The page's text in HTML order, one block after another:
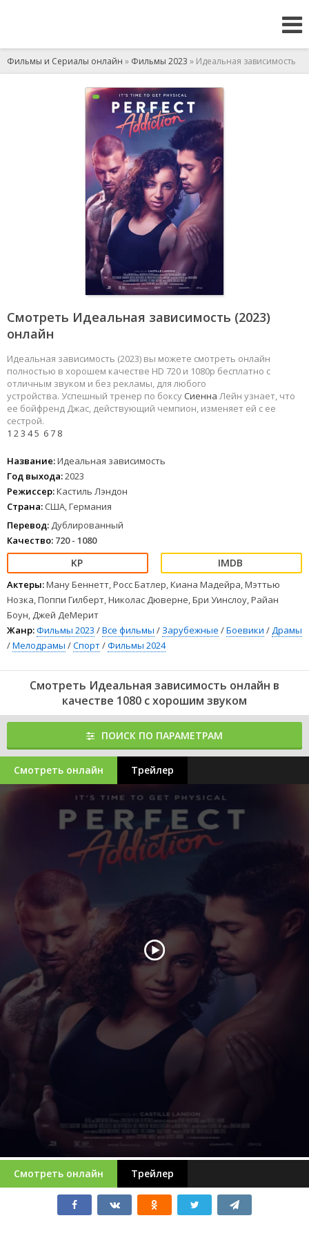
Фильмы и Сериалы онлайн » Фильмы 2023 » Идеальная зависимость
Смотреть Идеальная зависимость (2023)
онлайн
Идеальная зависимость (2023) вы можете смотреть онлайн
полностью в хорошем качестве HD 720 и 1080p бесплатно с
отличным звуком и без рекламы, для любого
устройства. Успешный тренер по боксу Сиенна Лейн узнает, что
ее бойфренд Джас, действующий чемпион, изменяет ей с ее
сестрой.
1 23 45 67 8
Название:Идеальная зависимость
Год выхода:2023
Режиссер:Кастиль Лэндон
Страна: США, Германия
Перевод: Дублированный
Качество: 720 - 1080
Актеры:Ману Беннетт, Росс Батлер, Киана Мадейра, Мэттью
Нозка, Поппи Гилберт, Николас Дюверне, Бри Уинслоу, Райан
Боун, Джей ДеМерит
Жанр:Фильмы 2023 /Все фильмы / Зарубежные /Боевики /Драмы
/Мелодрамы /Спорт/Фильмы 2024
Смотреть Идеальная зависимость онлайн в
качестве 1080 с хорошим звуком
ПОИСК ПО ПАРАМЕТРАМ
Смотреть онлайн Трейлер
Смотреть онлайн Трейлер